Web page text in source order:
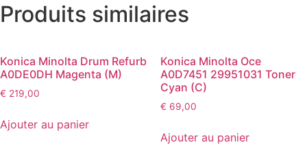
Produits similaires
Konica Minolta Drum Refurb
A0DE0DH Magenta (M)
€ 219,00
Ajouter au panier
Konica Minolta Oce
A0D7451 29951031 Toner
Cyan (C)
€ 69,00
Ajouter au panier